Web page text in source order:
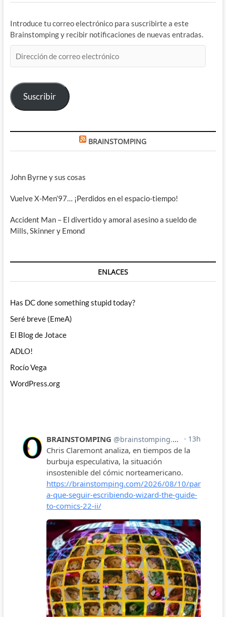
Introduce tu correo electrónico para suscribirte a este
Brainstomping y recibir notificaciones de nuevas entradas.
de
electrónico
Suscribir
BRAINSTOMPING
John Byrne y sus cosas
Vuelve X-Men’97… ¡Perdidos en el espacio-tiempo!
Accident Man – El divertido y amoral asesino a sueldo de
Mills, Skinner y Emond
ENLACES
Has DC done something stupid today?
Seré breve (EmeA)
El Blog de Jotace
ADLO!
Rocío Vega
WordPress.org